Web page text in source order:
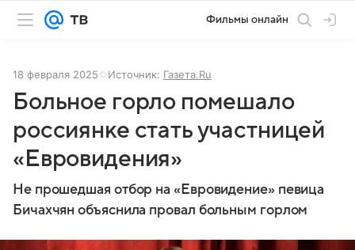
Фильмы онлайн
18 февраля 2025 Источник: Газета.Ru
Больное горло помешало
россиянке стать участницей
«Евровидения»
Не прошедшая отбор на «Евровидение» певица
Бичахчян объяснила провал больным горлом